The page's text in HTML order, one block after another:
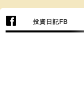
投資日記FB